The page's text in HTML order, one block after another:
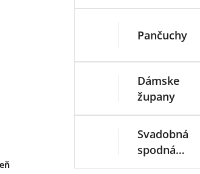
Pančuchy
Dámske
župany
Svadobná
spodná
bielizeň